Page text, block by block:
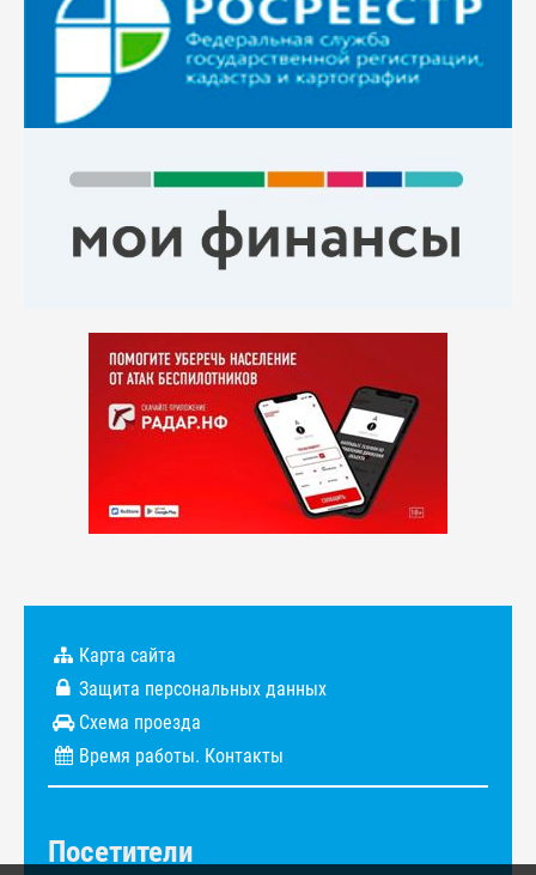
Карта сайта
Защита персональных данных
Схема проезда
Время работы. Контакты
Посетители